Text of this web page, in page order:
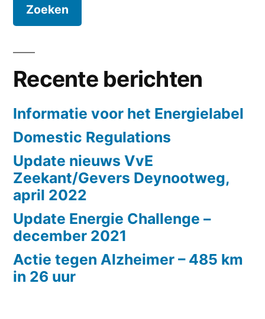
Recente berichten
Informatie voor het Energielabel
Domestic Regulations
Update nieuws VvE
Zeekant/Gevers Deynootweg,
april 2022
Update Energie Challenge –
december 2021
Actie tegen Alzheimer – 485 km
in 26 uur